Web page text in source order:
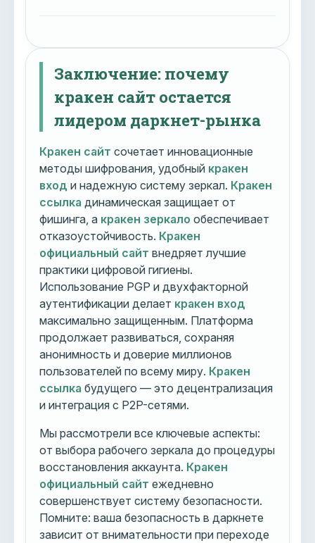
Заключение: почему
кракен сайт остается
лидером даркнет-рынка
Кракен сайт сочетает инновационные
методы шифрования, удобный кракен
вход и надежную систему зеркал. Кракен
ссылка динамическая защищает от
фишинга, а кракен зеркало обеспечивает
отказоустойчивость. Кракен
официальный сайт внедряет лучшие
практики цифровой гигиены.
Использование PGP и двухфакторной
аутентификации делает кракен вход
максимально защищенным. Платформа
продолжает развиваться, сохраняя
анонимность и доверие миллионов
пользователей по всему миру. Кракен
ссылка будущего — это децентрализация
и интеграция с P2P-сетями.
Мы рассмотрели все ключевые аспекты:
от выбора рабочего зеркала до процедуры
восстановления аккаунта. Кракен
официальный сайт ежедневно
совершенствует систему безопасности.
Помните: ваша безопасность в даркнете
зависит от внимательности при переходе